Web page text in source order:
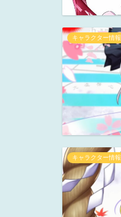
キャラクター情報
キャラクター情報